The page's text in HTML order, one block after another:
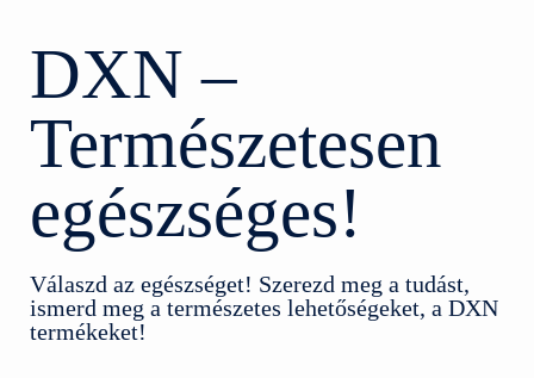
DXN –
Természetesen
egészséges!
Válaszd az egészséget! Szerezd meg a tudást,
ismerd meg a természetes lehetőségeket, a DXN
termékeket!